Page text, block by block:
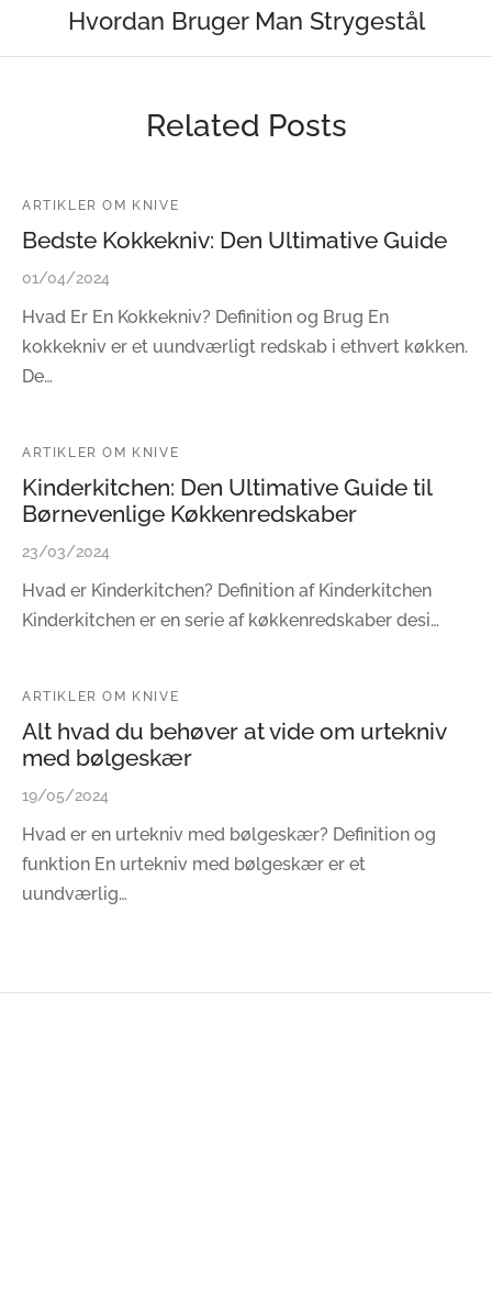
Hvordan Bruger Man Strygestål
Related Posts
ARTIKLER OM KNIVE
Bedste Kokkekniv: Den Ultimative Guide
01/04/2024
Hvad Er En Kokkekniv? Definition og Brug En
kokkekniv er et uundværligt redskab i ethvert køkken.
De…
ARTIKLER OM KNIVE
Kinderkitchen: Den Ultimative Guide til
Børnevenlige Køkkenredskaber
23/03/2024
Hvad er Kinderkitchen? Definition af Kinderkitchen
Kinderkitchen er en serie af køkkenredskaber desi…
ARTIKLER OM KNIVE
Alt hvad du behøver at vide om urtekniv
med bølgeskær
19/05/2024
Hvad er en urtekniv med bølgeskær? Definition og
funktion En urtekniv med bølgeskær er et
uundværlig…